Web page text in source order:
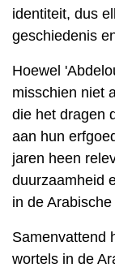
identiteit, dus
geschiedenis
Hoewel
misschien niet
die het dragen
aan hun
jaren heen
duurzaamheid
in de
Samenvattend
wortels in de